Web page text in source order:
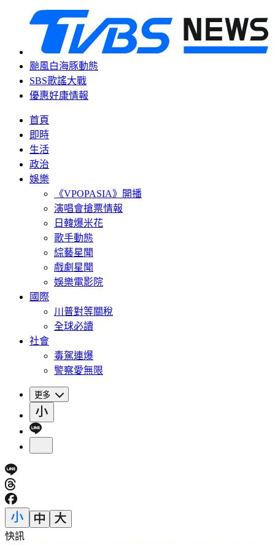
颱風白海豚動態
SBS歌謠大戰
優惠好康情報
首頁
即時
生活
政治
娛樂
《VPOPASIA》開播
演唱會搶票情報
日韓爆米花
歌手動態
綜藝星聞
戲劇星聞
娛樂電影院
國際
川普對等關稅
全球必讀
社會
毒駕連爆
警察愛無限
更多
快訊